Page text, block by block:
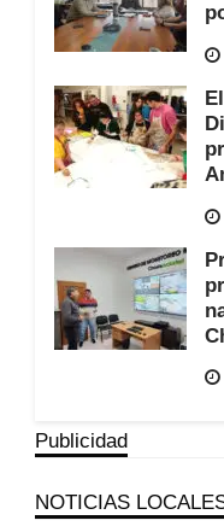
Publicidad
NOTICIAS